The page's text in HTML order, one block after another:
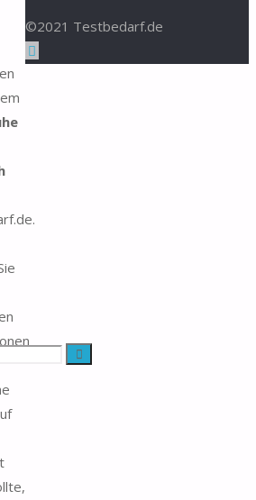
Suche
©2021 Testbedarf.de
Zurück